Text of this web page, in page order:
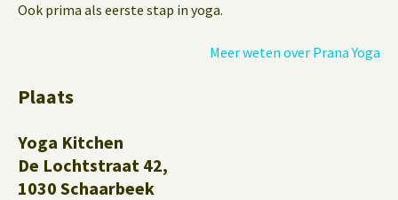
Ook prima als eerste stap in yoga.
Meer weten over Prana Yoga
Plaats
Yoga Kitchen
De Lochtstraat 42,
1030 Schaarbeek